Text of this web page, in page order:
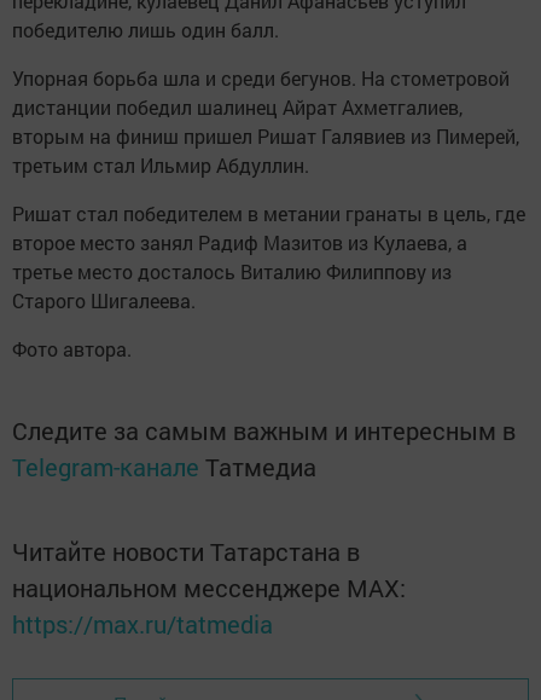
победителю лишь один балл.
Упорная борьба шла и среди бегунов. На стометровой
дистанции победил шалинец Айрат Ахметгалиев,
вторым на финиш пришел Ришат Галявиев из Пимерей,
третьим стал Ильмир Абдуллин.
Ришат стал победителем в метании гранаты в цель, где
второе место занял Радиф Мазитов из Кулаева, а
третье место досталось Виталию Филиппову из
Старого Шигалеева.
Фото автора.
Следите за самым важным и интересным в
Telegram-канале Татмедиа
Читайте новости Татарстана в
национальном мессенджере MАХ:
https://max.ru/tatmedia